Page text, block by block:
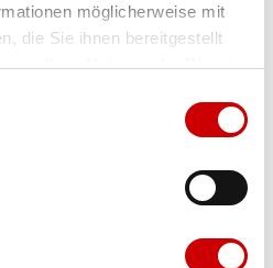
möglicherweise mit
die Sie ihnen bereitgestellt
Ihrer Nutzung der Dienste